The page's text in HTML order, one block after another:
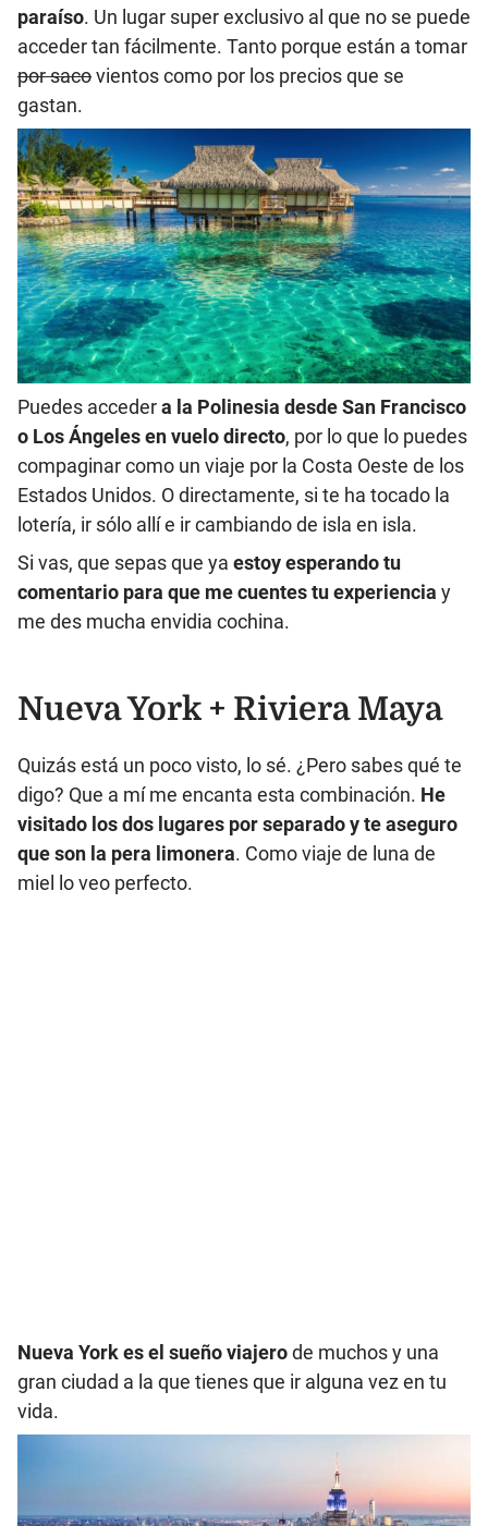
paraíso. Un lugar super exclusivo al que no se puede
acceder tan fácilmente. Tanto porque están a tomar
por sacovientos como por los precios que se
gastan.
Puedes accedera la Polinesia desde San Francisco
o Los Ángeles en vuelo directo, por lo que lo puedes
compaginar como un viaje por la Costa Oeste de los
Estados Unidos. O directamente, si te ha tocado la
lotería, ir sólo allí e ir cambiando de isla en isla.
Si vas, que sepas que ya estoy esperando tu
comentario para que me cuentes tu experiencia y
me des mucha envidia cochina.
Nueva York + Riviera Maya
Quizás está un poco visto, lo sé. ¿Pero sabes qué te
digo? Que a mí me encanta esta combinación. He
visitado los dos lugares por separado y te aseguro
que son la pera limonera. Como viaje de luna de
miel lo veo perfecto.
Nueva York es el sueño viajerode muchos y una
gran ciudad a la que tienes que ir alguna vez en tu
vida.